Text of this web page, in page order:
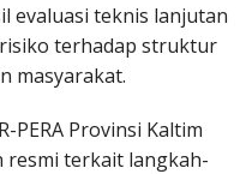
evaluasi teknis lanjutan
terhadap struktur
masyarakat.
PERA Provinsi Kaltim
resmi terkait langkah-